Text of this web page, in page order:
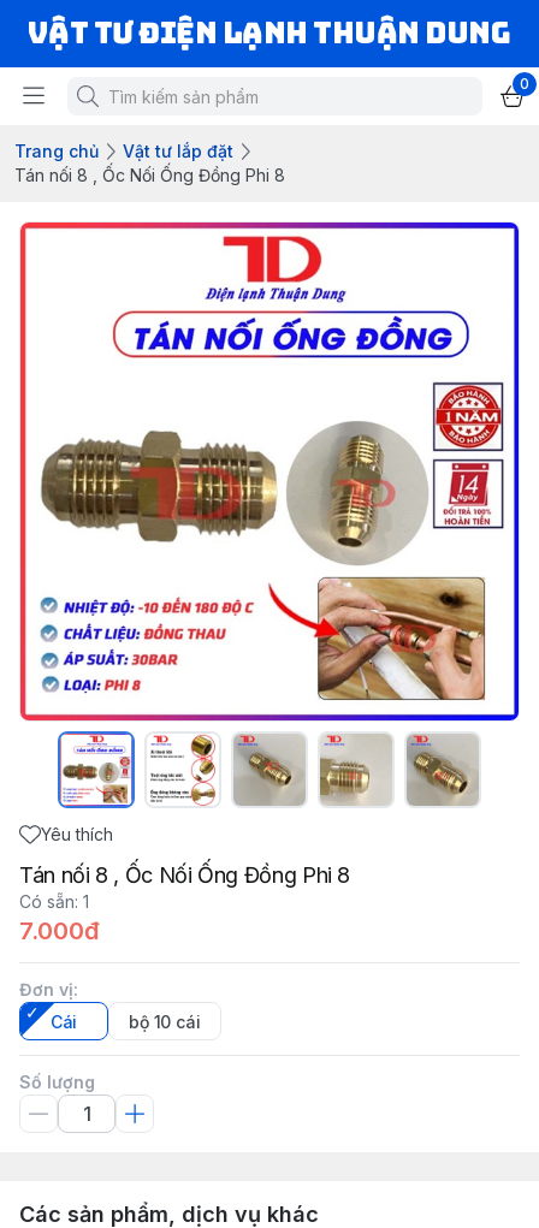
VẬT TƯ ĐIỆN LẠNH THUẬN DUNG
0
Trang chủ
Vật tư lắp đặt
Tán nối 8 , Ốc Nối Ống Đồng Phi 8
Yêu thích
Tán nối 8 , Ốc Nối Ống Đồng Phi 8
Có sẵn: 1
7.000đ
Đơn vị:
Cái
bộ 10 cái
Số lượng
Các sản phẩm, dịch vụ khác